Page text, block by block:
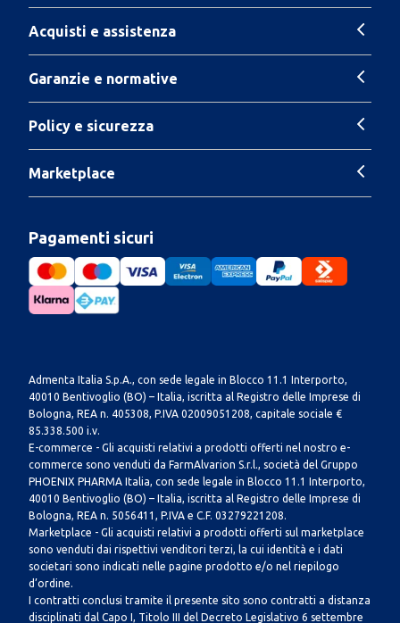
Acquisti e assistenza
Garanzie e normative
Policy e sicurezza
Marketplace
Pagamenti sicuri
Admenta Italia S.p.A., con sede legale in Blocco 11.1 Interporto,
40010 Bentivoglio (BO) – Italia, iscritta al Registro delle Imprese di
Bologna, REA n. 405308, P.IVA 02009051208, capitale sociale €
85.338.500 i.v.
E-commerce - Gli acquisti relativi a prodotti offerti nel nostro e-
commerce sono venduti da FarmAlvarion S.r.l., società del Gruppo
PHOENIX PHARMA Italia, con sede legale in Blocco 11.1 Interporto,
40010 Bentivoglio (BO) – Italia, iscritta al Registro delle Imprese di
Bologna, REA n. 5056411, P.IVA e C.F. 03279221208.
Marketplace - Gli acquisti relativi a prodotti offerti sul marketplace
sono venduti dai rispettivi venditori terzi, la cui identità e i dati
societari sono indicati nelle pagine prodotto e/o nel riepilogo
d’ordine.
I contratti conclusi tramite il presente sito sono contratti a distanza
disciplinati dal Capo I, Titolo III del Decreto Legislativo 6 settembre